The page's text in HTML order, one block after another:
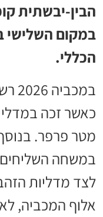
הבין-יבשתית
במקום השלישי
הכללי.
מטר פרפר.
במשחה
לצד מדליות
אלוף המכביה,